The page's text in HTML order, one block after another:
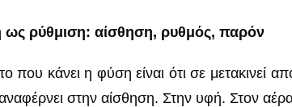
ρύθμιση: αίσθηση, ρυθμός, παρόν
που κάνει η φύση είναι ότι σε μετακινεί
στην αίσθηση. Στην υφή. Στον